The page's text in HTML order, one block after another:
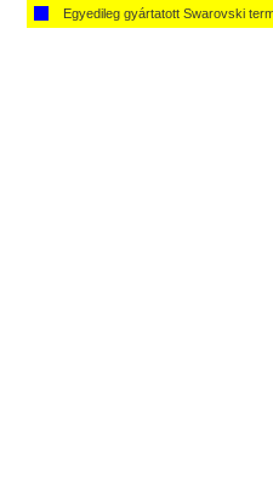
Egyedileg gyártatott Swarovski